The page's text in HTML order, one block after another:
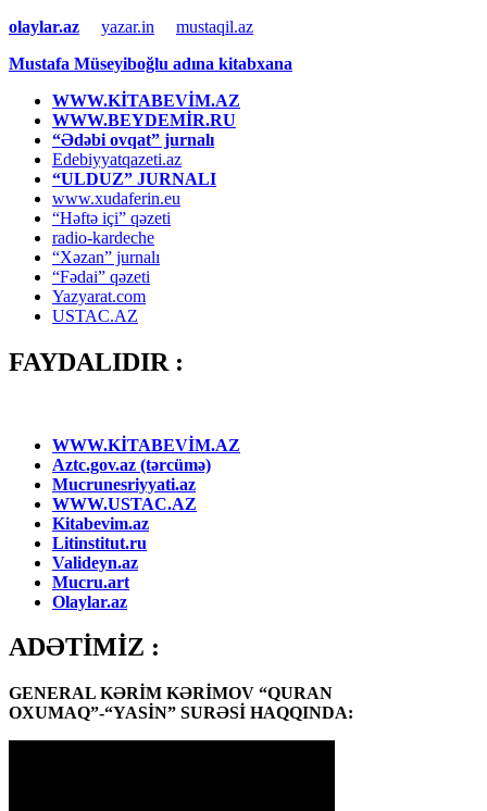
olaylar.az
yazar.in
mustaqil.az
Mustafa Müseyiboğlu adına kitabxana
WWW.KİTABEVİM.AZ
WWW.BEYDEMİR.RU
“Ədəbi ovqat” jurnalı
Edebiyyatqazeti.az
“ULDUZ” JURNALI
www.xudaferin.eu
“Həftə içi” qəzeti
radio-kardeche
“Xəzan” jurnalı
“Fədai” qəzeti
Yazyarat.com
USTAC.AZ
FAYDALIDIR :
WWW.KİTABEVİM.AZ
Aztc.gov.az (tərcümə)
Mucrunesriyyati.az
WWW.USTAC.AZ
Kitabevim.az
Litinstitut.ru
Valideyn.az
Mucru.art
Olaylar.az
ADƏTİMİZ :
GENERAL KƏRİM KƏRİMOV “QURAN
OXUMAQ”-“YASİN” SURƏSİ HAQQINDA: